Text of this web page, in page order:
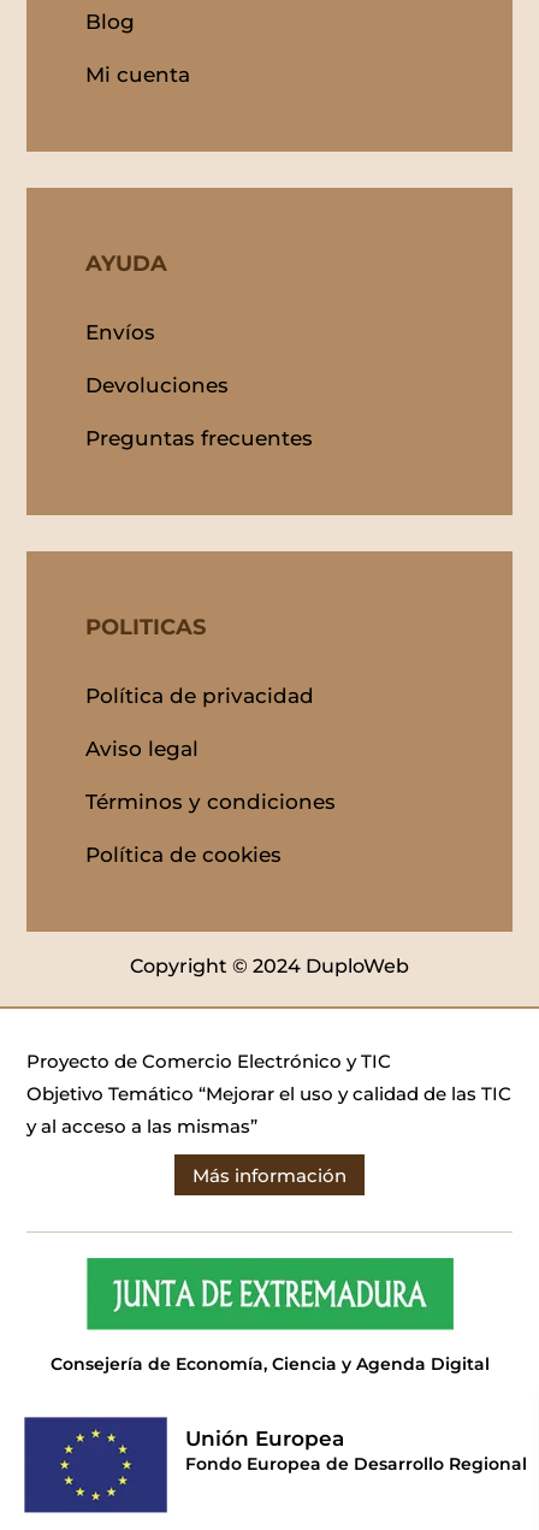
Blog
Mi cuenta
AYUDA
Envíos
Devoluciones
Preguntas frecuentes
POLITICAS
Política de privacidad
Aviso legal
Términos y condiciones
Política de cookies
Copyright © 2024 DuploWeb
Proyecto de Comercio Electrónico y TIC
Objetivo Temático “Mejorar el uso y calidad de las TIC
y al acceso a las mismas”
Más información
Consejería de Economía, Ciencia y Agenda Digital
Unión Europea
Fondo Europea de Desarrollo Regional